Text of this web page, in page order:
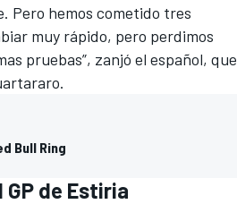
Pero hemos cometido tres
muy rápido, pero perdimos
pruebas”, zanjó el español, que
Bull Ring
de Estiria